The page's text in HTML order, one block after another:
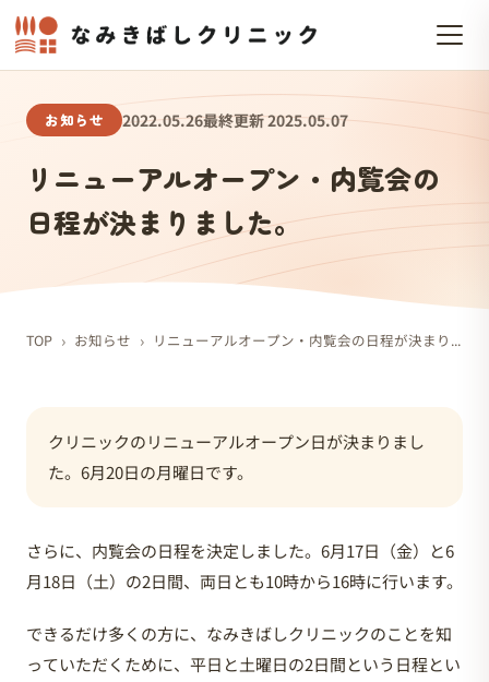
お知らせ 2022.05.26最終更新 2025.05.07
リニューアルオープン・内覧会の
日程が決まりました。
TOP › お知らせ › リニューアルオープン・内覧会の日程が決まりました。
クリニックのリニューアルオープン日が決まりまし
た。6月20日の月曜日です。
さらに、内覧会の日程を決定しました。6月17日（金）と6
月18日（土）の2日間、両日とも10時から16時に行います。
できるだけ多くの方に、なみきばしクリニックのことを知
っていただくために、平日と土曜日の2日間という日程とい